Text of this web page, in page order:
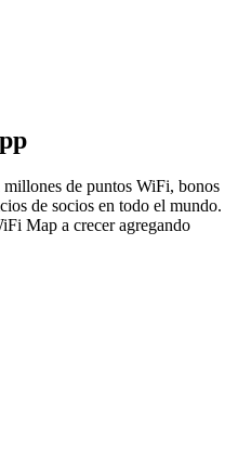
de puntos WiFi, bonos
de socios en todo el mundo.
Map a crecer agregando